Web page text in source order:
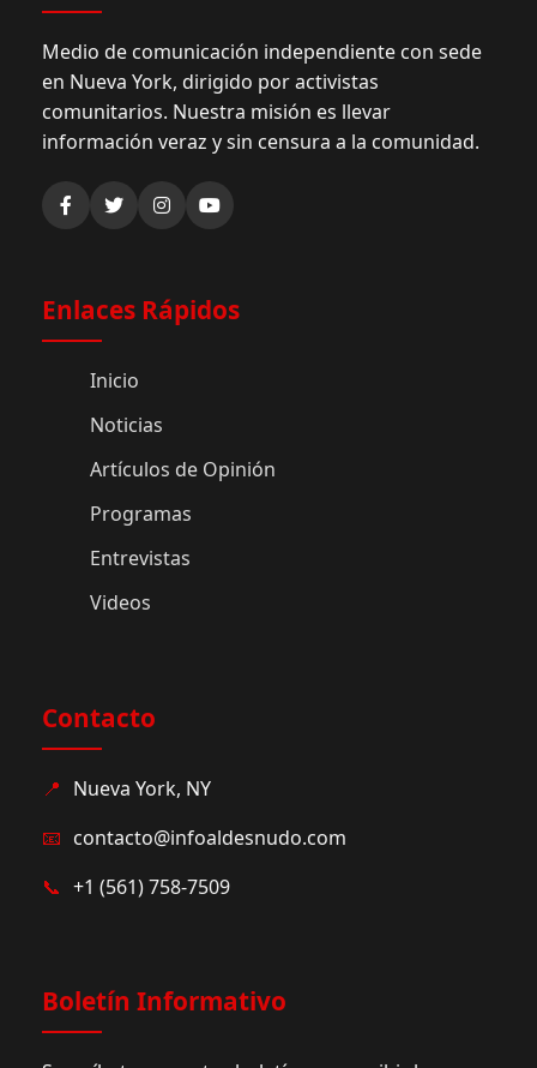
Medio de comunicación independiente con sede
en Nueva York, dirigido por activistas
comunitarios. Nuestra misión es llevar
información veraz y sin censura a la comunidad.
Enlaces Rápidos
Inicio
Noticias
Artículos de Opinión
Programas
Entrevistas
Videos
Contacto
📍 Nueva York, NY
📧 contacto@infoaldesnudo.com
📞 +1 (561) 758-7509
Boletín Informativo